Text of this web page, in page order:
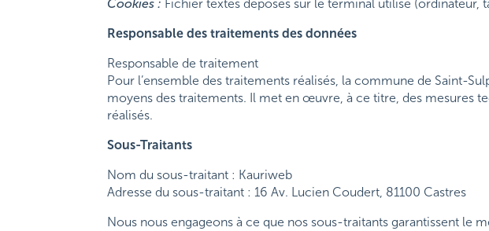
Cookies : Fichier textes déposés sur le terminal utilisé (ordinateur,
Responsable des traitements des données
Responsable de traitement
Pour l’ensemble des traitements réalisés, la commune de Saint-
moyens des traitements. Il met en œuvre, à ce titre, des mesures
réalisés.
Sous-Traitants
Nom du sous-traitant : Kauriweb
Adresse du sous-traitant : 16 Av. Lucien Coudert, 81100 Castres
Nous nous engageons à ce que nos sous-traitants garantissent le